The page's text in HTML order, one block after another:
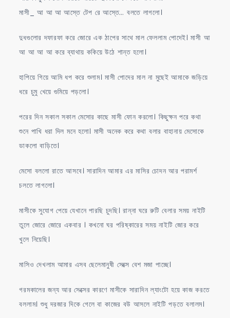
মাসী_ আ আ আ আস্তে টেপ রে আস্তে… বলতে লাগলো।
দুধগুলোর দফারফা করে জোরে এক ঠাপের সাথে মাল ফেললাম পোদেই। মাসী আ
আ আ আ আ করে ব্যাথায় ককিয়ে উঠে শান্ত হলো।
হাপিয়ে গিয়ে আমি ধপ করে শুলাম। মাসী পোদের মাল না মুছেই আমাকে জড়িয়ে
ধরে চুমু খেয়ে গুমিয়ে পড়লো।
পরের দিন সকাল সকাল মেসোর কাছে মাসী ফোন করলো। কিছুক্ষন পরে কথা
শুনে পাখি ধরা দিল মনে হলো। মাসী অনেক করে কথা বলার বাহানায় মেসোকে
ডাকলো বাড়িতে।
মেসো বললো রাতে আসবে। সারাদিন আমার এর মাসির চোদন আর পরামর্শ
চলতে লাগলো।
মাসীকে সুযোগ পেয়ে যেখানে পারছি চুদছি। রান্না ঘরে রুটি বেলার সময় নাইটি
তুলে জোরে জোরে একবার । কখনো ঘর পরিষ্কারের সময় নাইটি জোর করে
খুলে নিয়েছি।
মাসিও দেখলাম আমার এসব ছেলেমানুষী সেক্সে বেশ মজা পাচ্ছে।
গরমকালের জন্য আর সেক্সের কারণে মাসীকে সারাদিন ল্যাংটো হয়ে কাজ করতে
বললাম। শুধু দরজার দিকে গেলে বা কাজের বউ আসলে নাইটি পড়তে বলালম।